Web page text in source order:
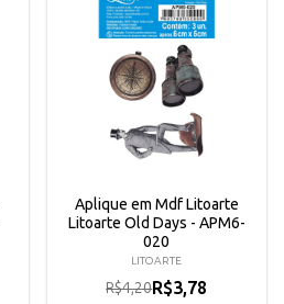
Aplique em Mdf Litoarte
Litoarte Old Days - APM6-
020
LITOARTE
R$4,20R$3,78